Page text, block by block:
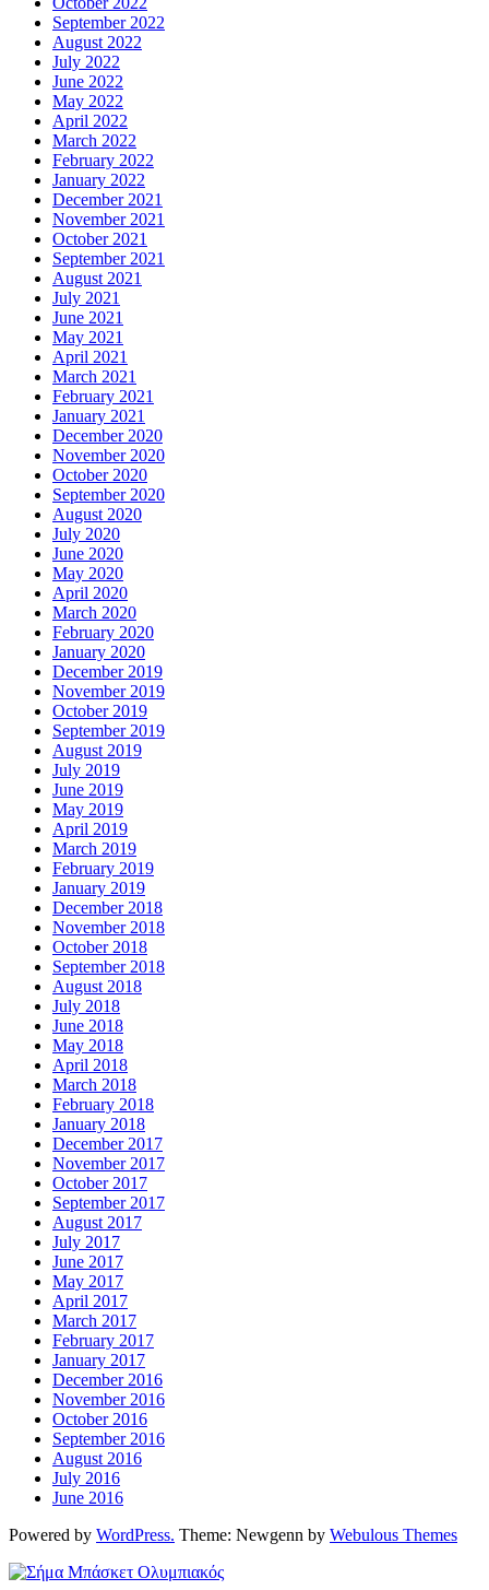
September 2022
August 2022
July 2022
June 2022
May 2022
April 2022
March 2022
February 2022
January 2022
December 2021
November 2021
October 2021
September 2021
August 2021
July 2021
June 2021
May 2021
April 2021
March 2021
February 2021
January 2021
December 2020
November 2020
October 2020
September 2020
August 2020
July 2020
June 2020
May 2020
April 2020
March 2020
February 2020
January 2020
December 2019
November 2019
October 2019
September 2019
August 2019
July 2019
June 2019
May 2019
April 2019
March 2019
February 2019
January 2019
December 2018
November 2018
October 2018
September 2018
August 2018
July 2018
June 2018
May 2018
April 2018
March 2018
February 2018
January 2018
December 2017
November 2017
October 2017
September 2017
August 2017
July 2017
June 2017
May 2017
April 2017
March 2017
February 2017
January 2017
December 2016
November 2016
October 2016
September 2016
August 2016
July 2016
June 2016
Powered by WordPress. Theme: Newgenn by Webulous Themes